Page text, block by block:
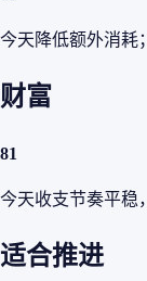
今天降低额外消耗
财富
81
今天收支节奏平稳
适合推进